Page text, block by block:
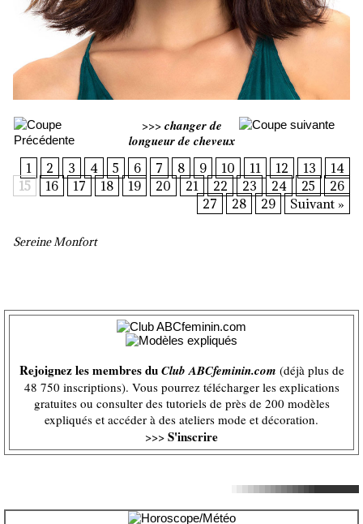
>>> changer de
longueur de cheveux
1 2 3 4 5 6 7 8 9 10 11 12 13
14
15
16 17 18 19 20 21 22 23 24 25
26
27
28 29 Suivant »
Sereine Monfort
Rejoignez les membres duClub ABCfeminin.com (déjà plus de
48 750 inscriptions). Vous pourrez télécharger les explications
gratuites ou consulter des tutoriels de près de 200 modèles
expliqués et accéder à des ateliers mode et décoration.
>>> S'inscrire